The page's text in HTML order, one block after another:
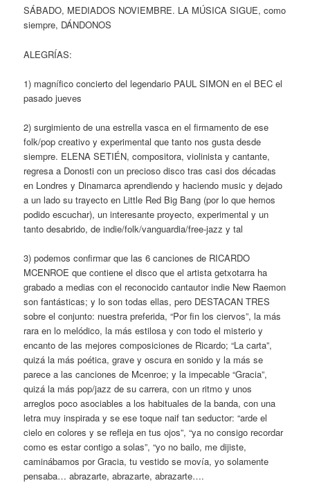
SÁBADO, MEDIADOS NOVIEMBRE. LA MÚSICA SIGUE, como
siempre, DÁNDONOS
ALEGRÍAS:
1) magnífico concierto del legendario PAUL SIMON en el BEC el
pasado jueves
2) surgimiento de una estrella vasca en el firmamento de ese
folk/pop creativo y experimental que tanto nos gusta desde
siempre. ELENA SETIÉN, compositora, violinista y cantante,
regresa a Donosti con un precioso disco tras casi dos décadas
en Londres y Dinamarca aprendiendo y haciendo music y dejado
a un lado su trayecto en Little Red Big Bang (por lo que hemos
podido escuchar), un interesante proyecto, experimental y un
tanto desabrido, de indie/folk/vanguardia/free-jazz y tal
3) podemos confirmar que las 6 canciones de RICARDO
MCENROE que contiene el disco que el artista getxotarra ha
grabado a medias con el reconocido cantautor indie New Raemon
son fantásticas; y lo son todas ellas, pero DESTACAN TRES
sobre el conjunto: nuestra preferida, “Por fin los ciervos”, la más
rara en lo melódico, la más estilosa y con todo el misterio y
encanto de las mejores composiciones de Ricardo; “La carta”,
quizá la más poética, grave y oscura en sonido y la más se
parece a las canciones de Mcenroe; y la impecable “Gracia”,
quizá la más pop/jazz de su carrera, con un ritmo y unos
arreglos poco asociables a los habituales de la banda, con una
letra muy inspirada y se ese toque naif tan seductor: “arde el
cielo en colores y se refleja en tus ojos”, “ya no consigo recordar
como es estar contigo a solas”, “yo no bailo, me dijiste,
caminábamos por Gracia, tu vestido se movía, yo solamente
pensaba… abrazarte, abrazarte, abrazarte….